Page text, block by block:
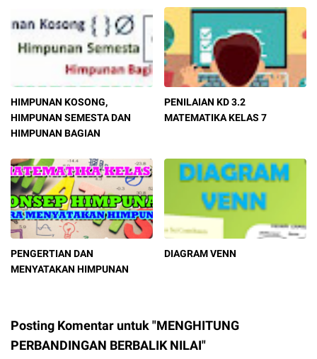
HIMPUNAN KOSONG,
HIMPUNAN SEMESTA DAN
HIMPUNAN BAGIAN
PENILAIAN KD 3.2
MATEMATIKA KELAS 7
PENGERTIAN DAN
MENYATAKAN HIMPUNAN
DIAGRAM VENN
Posting Komentar untuk "MENGHITUNG
PERBANDINGAN BERBALIK NILAI"